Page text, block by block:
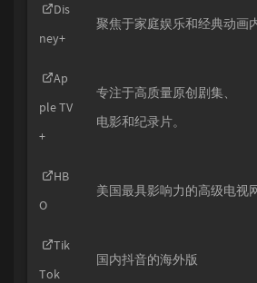
Dis
ney+
聚焦于家庭娱乐和经典动画
Ap
ple TV
+
专注于高质量原创剧集、
电影和纪录片。
HB
O
美国最具影响力的高级电视
Tik
Tok
国内抖音的海外版